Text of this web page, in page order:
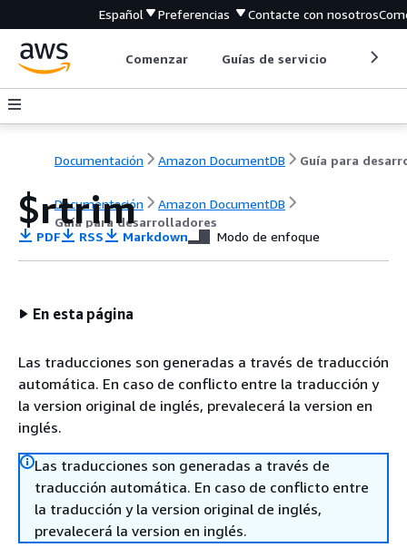
Español Preferencias Contacte con nosotros
Comenzar Guías de servicio
Documentación Amazon DocumentDB
Documentación
Amazon DocumentDB
Guía para desarrolladores
$rtrim
PDF RSS Markdown Modo de enfoque
En esta página
Las traducciones son generadas a través de traducción
automática. En caso de conflicto entre la traducción y
la version original de inglés, prevalecerá la version en
inglés.
Las traducciones son generadas a través de
traducción automática. En caso de conflicto entre
la traducción y la version original de inglés,
prevalecerá la version en inglés.